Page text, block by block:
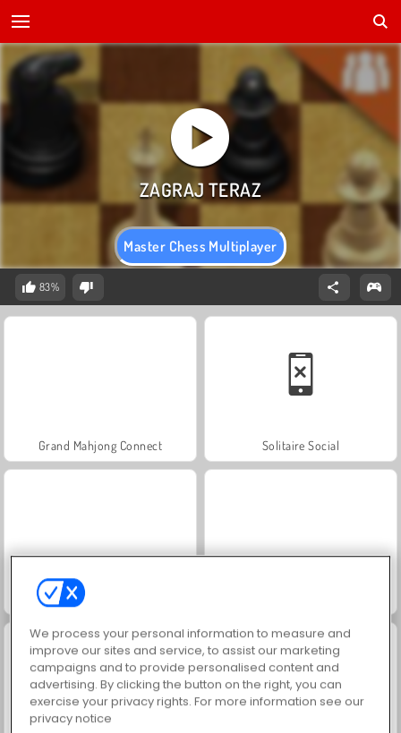
Master Chess Multiplayer
83%
Grand Mahjong Connect Solitaire Social
Rummy World
We process your personal information to measure and
improve our sites and service, to assist our marketing
campaigns and to provide personalised content and
advertising. By clicking the button on the right, you can
exercise your privacy rights. For more information see our
privacy notice